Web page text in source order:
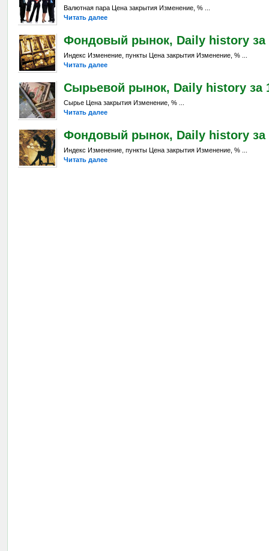
Валютная пара Цена закрытия Изменение, % ...
Читать далее
Фондовый рынок, Daily history за
Индекс Изменение, пункты Цена закрытия Изменение, % ...
Читать далее
Сырьевой рынок, Daily history за
Сырье Цена закрытия Изменение, % ...
Читать далее
Фондовый рынок, Daily history за
Индекс Изменение, пункты Цена закрытия Изменение, % ...
Читать далее